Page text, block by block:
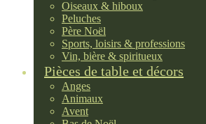
Oiseaux & hiboux
Peluches
Père Noël
Sports, loisirs & professions
Vin, bière & spiritueux
Pièces de table et décors
Anges
Animaux
Avent